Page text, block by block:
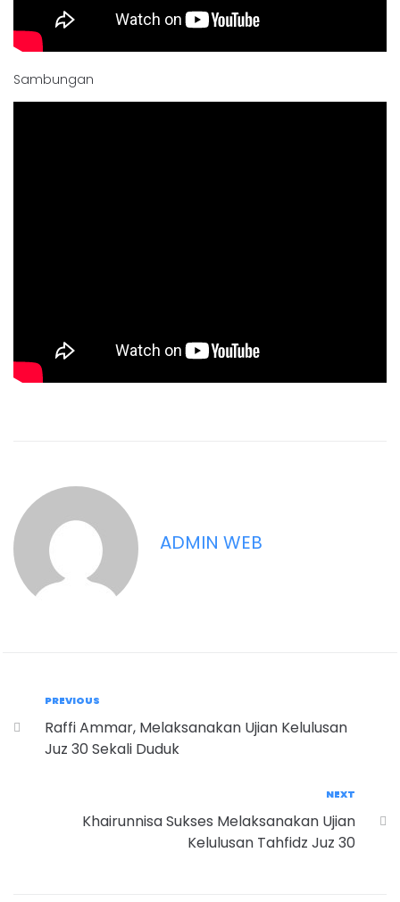
Sambungan
ADMIN WEB
PREVIOUS
Raffi Ammar, Melaksanakan Ujian Kelulusan
Juz 30 Sekali Duduk
NEXT
Khairunnisa Sukses Melaksanakan Ujian
Kelulusan Tahfidz Juz 30